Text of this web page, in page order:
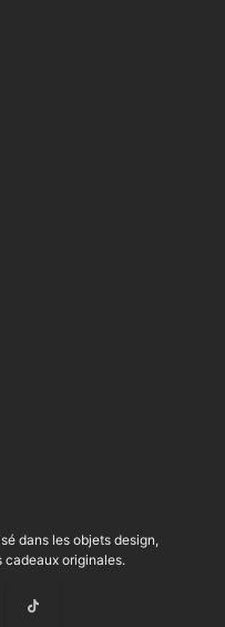
dans les objets design,
originales.